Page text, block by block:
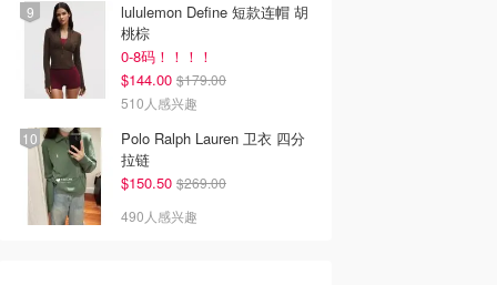
lululemon Define 短款连帽 胡
桃棕
0-8码！！！！
$144.00 $179.00
510人感兴趣
Polo Ralph Lauren 卫衣 四分
拉链
$150.50 $269.00
490人感兴趣